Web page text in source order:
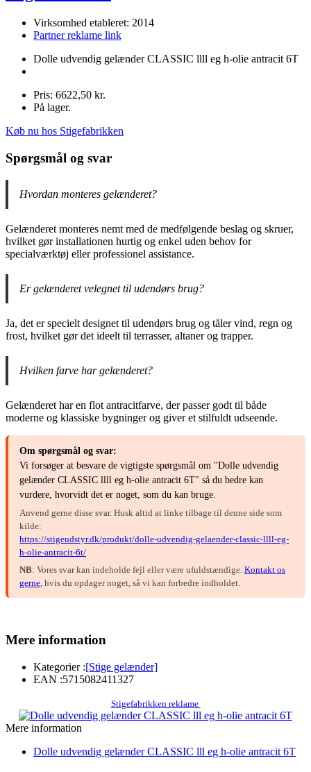
Virksomhed etableret: 2014
Partner reklame link
Dolle udvendig gelænder CLASSIC llll eg h-olie antracit 6T
Pris: 6622,50 kr.
På lager.
Køb nu hos Stigefabrikken
Spørgsmål og svar
Hvordan monteres gelænderet?
Gelænderet monteres nemt med de medfølgende beslag og skruer,
hvilket gør installationen hurtig og enkel uden behov for
specialværktøj eller professionel assistance.
Er gelænderet velegnet til udendørs brug?
Ja, det er specielt designet til udendørs brug og tåler vind, regn og
frost, hvilket gør det ideelt til terrasser, altaner og trapper.
Hvilken farve har gelænderet?
Gelænderet har en flot antracitfarve, der passer godt til både
moderne og klassiske bygninger og giver et stilfuldt udseende.
Om spørgsmål og svar:
Vi forsøger at besvare de vigtigste spørgsmål om "Dolle udvendig
gelænder CLASSIC llll eg h-olie antracit 6T" så du bedre kan
vurdere, hvorvidt det er noget, som du kan bruge.
Anvend gerne disse svar. Husk altid at linke tilbage til denne side som
kilde:
https://stigeudstyr.dk/produkt/dolle-udvendig-gelaender-classic-llll-eg-
h-olie-antracit-6t/
NB: Vores svar kan indeholde fejl eller være ufuldstændige. Kontakt os
gerne, hvis du opdager noget, så vi kan forbedre indholdet.
Mere information
Kategorier :[Stige gelænder]
EAN :5715082411327
Stigefabrikken reklame
Mere information
Dolle udvendig gelænder CLASSIC lll eg h-olie antracit 6T